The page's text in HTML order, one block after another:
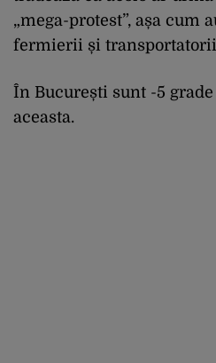
„mega-protest”, așa cum
fermierii și
În București sunt -5
aceasta.